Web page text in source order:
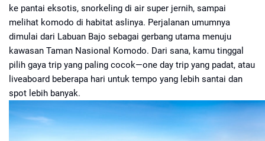
ke pantai eksotis, snorkeling di air super jernih, sampai
melihat komodo di habitat aslinya. Perjalanan umumnya
dimulai dari Labuan Bajo sebagai gerbang utama menuju
kawasan Taman Nasional Komodo. Dari sana, kamu tinggal
pilih gaya trip yang paling cocok—one day trip yang padat, atau
liveaboard beberapa hari untuk tempo yang lebih santai dan
spot lebih banyak.